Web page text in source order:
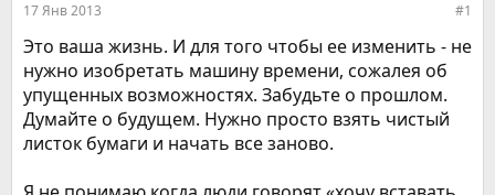
м
ы
а
а
17 Янв 2013 #1
Это ваша жизнь. И для того чтобы ее изменить - не
нужно изобретать машину времени, сожалея об
упущенных возможностях. Забудьте о прошлом.
Думайте о будущем. Нужно просто взять чистый
листок бумаги и начать все заново.